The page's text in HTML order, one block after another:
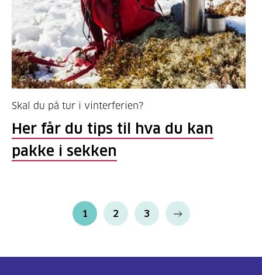
Skal du på tur i vinterferien?
Her får du tips til hva du kan
pakke i sekken
1 2 3